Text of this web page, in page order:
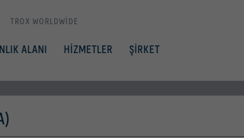
TROX WORLDWIDE
ALANI HİZMETLER ŞİRKET